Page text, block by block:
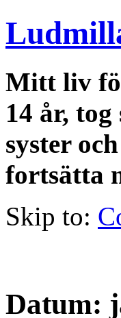
Mitt liv
14 år,
syster
fortsätta
Skip to:
Datum: